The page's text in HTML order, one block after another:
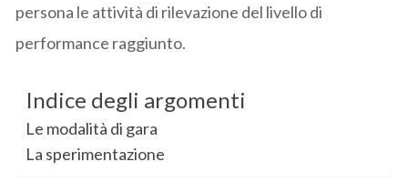
persona le attività di rilevazione del livello di
performance raggiunto.
Indice degli argomenti
Le modalità di gara
La sperimentazione